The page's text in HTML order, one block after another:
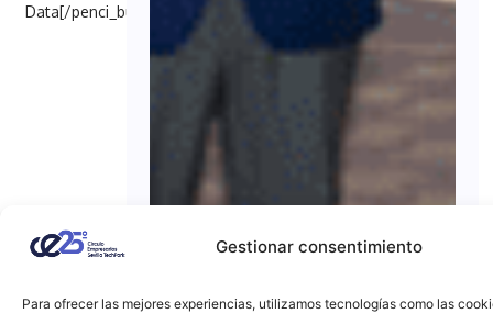
Gestionar consentimiento
Para ofrecer las mejores experiencias, utilizamos tecnologías como las
Data[/penci_button]